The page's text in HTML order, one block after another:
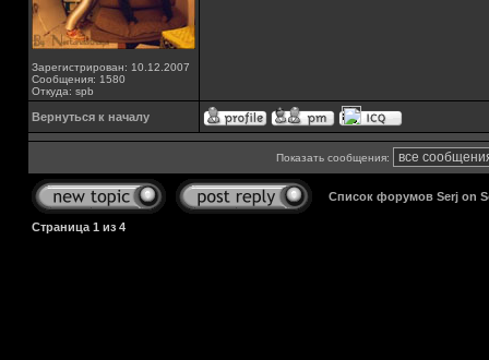
Зарегистрирован: 10.12.2007
Сообщения: 1580
Откуда: spb
Вернуться к началу
Показать сообщения:
Список форумов Serj on
Страница 1 из 4